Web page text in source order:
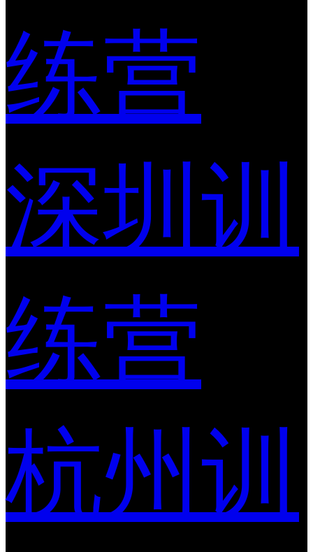
练营
深圳训
练营
杭州训